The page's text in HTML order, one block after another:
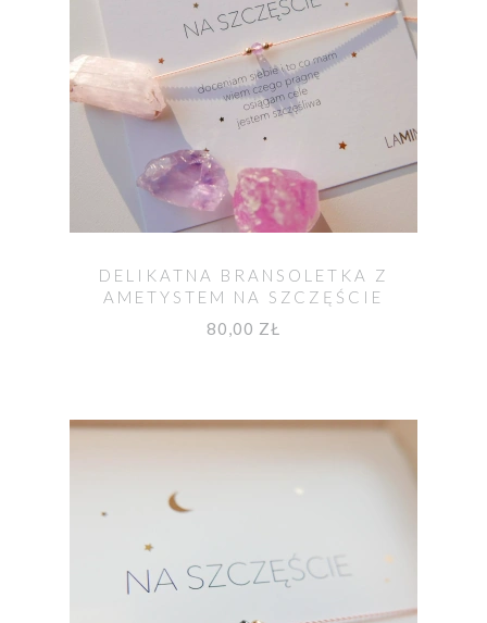
DELIKATNA BRANSOLETKA Z
AMETYSTEM NA SZCZĘŚCIE
80,00 ZŁ